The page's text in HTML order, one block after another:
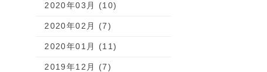
2020年03月 (10)
2020年02月 (7)
2020年01月 (11)
2019年12月 (7)